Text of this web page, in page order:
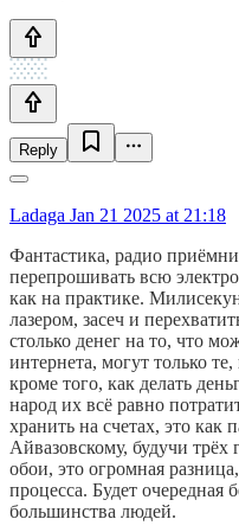
Reply
Ladaga Jan 21 2025 at 21:18
Фантастика, радио
перепрошивать всю
как на практике.
лазером, засеч и
столько денег на то, что
интернета, могут только
кроме того, как делать
народ их всё равно
хранить на счетах, это как
Айвазовскому, будучи
обои, это огромная
процесса. Будет очередная
большинства людей.